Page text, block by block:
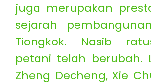
juga merupakan
sejarah
Tiongkok. Nasib
petani telah berubah.
Zheng Decheng, Xie